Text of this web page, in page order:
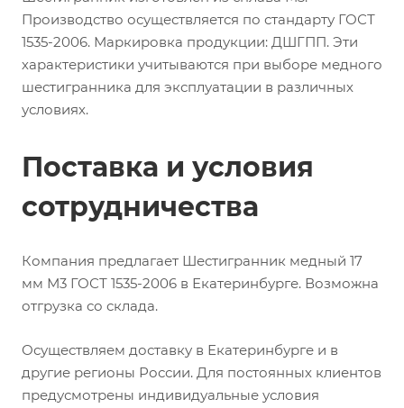
Производство осуществляется по стандарту ГОСТ
1535-2006. Маркировка продукции: ДШГПП. Эти
характеристики учитываются при выборе медного
шестигранника для эксплуатации в различных
условиях.
Поставка и условия
сотрудничества
Компания предлагает Шестигранник медный 17
мм М3 ГОСТ 1535-2006 в Екатеринбурге. Возможна
отгрузка со склада.
Осуществляем доставку в Екатеринбурге и в
другие регионы России. Для постоянных клиентов
предусмотрены индивидуальные условия